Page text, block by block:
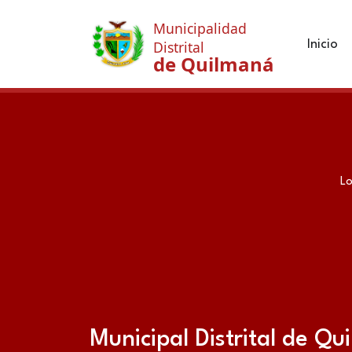
Municipalidad
Distrital
de Quilmaná
Inicio
Municipal Distrital de